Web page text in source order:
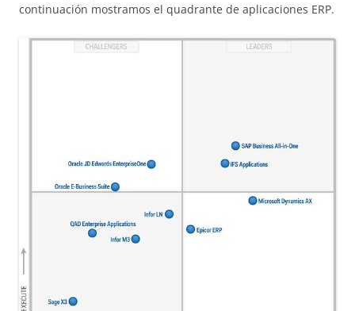
continuación mostramos el quadrante de aplicaciones ERP.